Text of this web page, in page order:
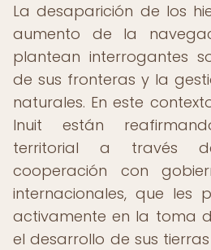
La desaparición de los
aumento de la
plantean interrogantes
de sus fronteras y la
naturales. En este
Inuit están
territorial a través
cooperación con
internacionales, que les
activamente en la toma
el desarrollo de sus